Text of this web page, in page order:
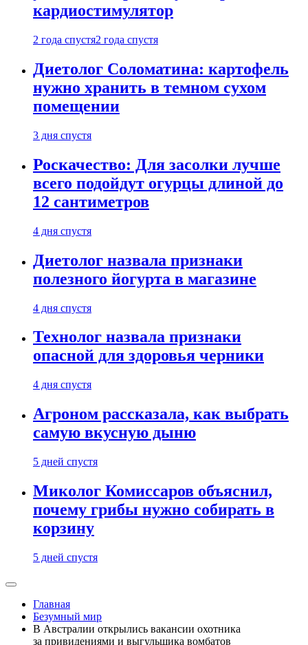
кардиостимулятор
2 года спустя2 года спустя
Диетолог Соломатина: картофель
нужно хранить в темном сухом
помещении
3 дня спустя
Роскачество: Для засолки лучше
всего подойдут огурцы длиной до
12 сантиметров
4 дня спустя
Диетолог назвала признаки
полезного йогурта в магазине
4 дня спустя
Технолог назвала признаки
опасной для здоровья черники
4 дня спустя
Агроном рассказала, как выбрать
самую вкусную дыню
5 дней спустя
Миколог Комиссаров объяснил,
почему грибы нужно собирать в
корзину
5 дней спустя
Главная
Безумный мир
В Австралии открылись вакансии охотника
за привидениями и выгульщика вомбатов